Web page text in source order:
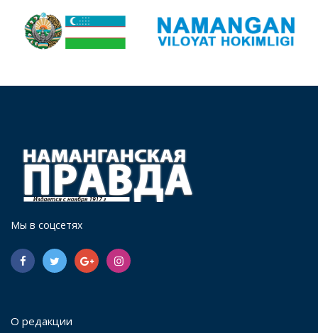
Мы в соцсетях
О редакции